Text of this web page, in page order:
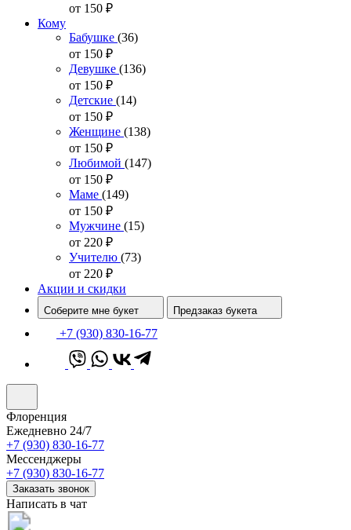
от 150 ₽
Кому
Бабушке (36)
от 150 ₽
Девушке (136)
от 150 ₽
Детские (14)
от 150 ₽
Женщине (138)
от 150 ₽
Любимой (147)
от 150 ₽
Маме (149)
от 150 ₽
Мужчине (15)
от 220 ₽
Учителю (73)
от 220 ₽
Акции и скидки
Соберите мне букет Предзаказ букета
+7 (930) 830-16-77
Флоренция
Ежедневно 24/7
+7 (930) 830-16-77
Мессенджеры
+7 (930) 830-16-77
Заказать звонок
Написать в чат